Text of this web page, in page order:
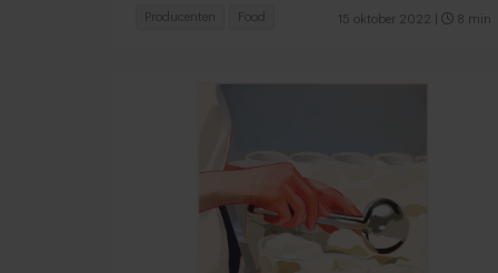
15 oktober 2022 8 min
Producenten Food